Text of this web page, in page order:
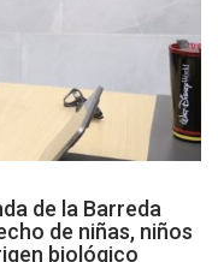
de la Barreda
de niñas, niños
biológico